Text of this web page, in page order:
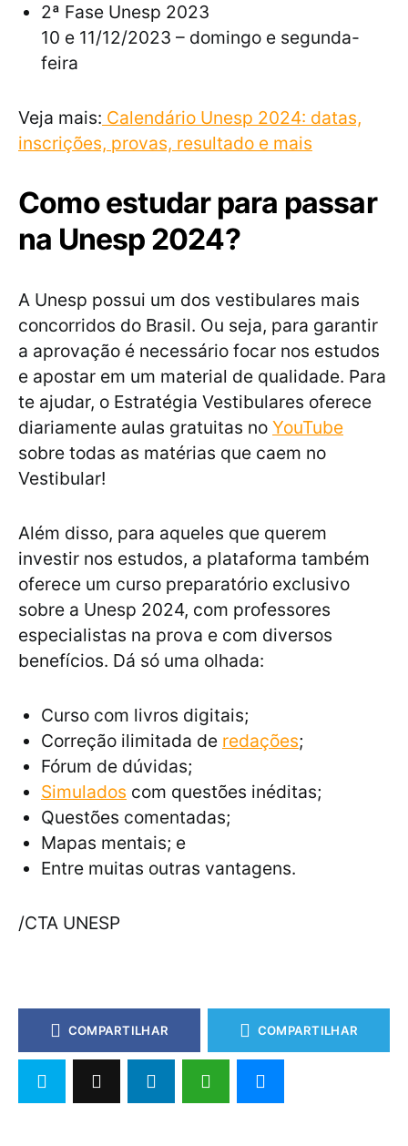
2ª Fase Unesp 2023
10 e 11/12/2023 – domingo e segunda-
feira
Veja mais: Calendário Unesp 2024: datas,
inscrições, provas, resultado e mais
Como estudar para passar
na Unesp 2024?
A Unesp possui um dos vestibulares mais
concorridos do Brasil. Ou seja, para garantir
a aprovação é necessário focar nos estudos
e apostar em um material de qualidade. Para
te ajudar, o Estratégia Vestibulares oferece
diariamente aulas gratuitas no YouTube
sobre todas as matérias que caem no
Vestibular!
Além disso, para aqueles que querem
investir nos estudos, a plataforma também
oferece um curso preparatório exclusivo
sobre a Unesp 2024, com professores
especialistas na prova e com diversos
benefícios. Dá só uma olhada:
Curso com livros digitais;
Correção ilimitada de redações;
Fórum de dúvidas;
Simulados com questões inéditas;
Questões comentadas;
Mapas mentais; e
Entre muitas outras vantagens.
/CTA UNESP
COMPARTILHAR COMPARTILHAR